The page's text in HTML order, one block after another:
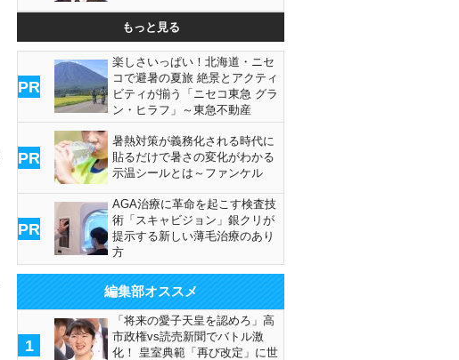
もっと見る
PR
楽しさいっぱい！北海道・ニセ
コで避暑の夏旅 絶景とアクティ
ビティが揃う「ニセコ東急 グラ
ン・ヒラフ」～東急不動産
PR
暑熱対策が義務化される時代に
貼るだけで暑さの変化がわかる
示温シールとは～ファンケル
PR
AGA治療に革命を起こす検査技
術「スキャビジョン」銀クリが
提示する新しい薄毛治療のあり
方
編集部オススメ
1
「将来の愛子天皇を認めろ」高
市政権vs読売新聞でバトル激
化！ 皇室典範「再び改定」に世